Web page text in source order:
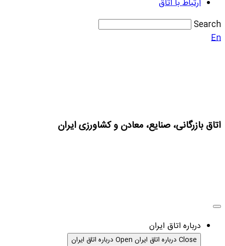
ارتباط با اتاق
Search
En
اتاق بازرگانی، صنایع، معادن و کشاورزی ایران
درباره اتاق ایران
Close درباره اتاق ایران Open درباره اتاق ایران